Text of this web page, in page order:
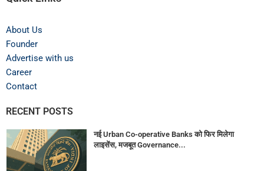
About Us
Founder
Advertise with us
Career
Contact
RECENT POSTS
नई Urban Co-operative Banks को फिर मिलेगा
लाइसेंस, मजबूत Governance...